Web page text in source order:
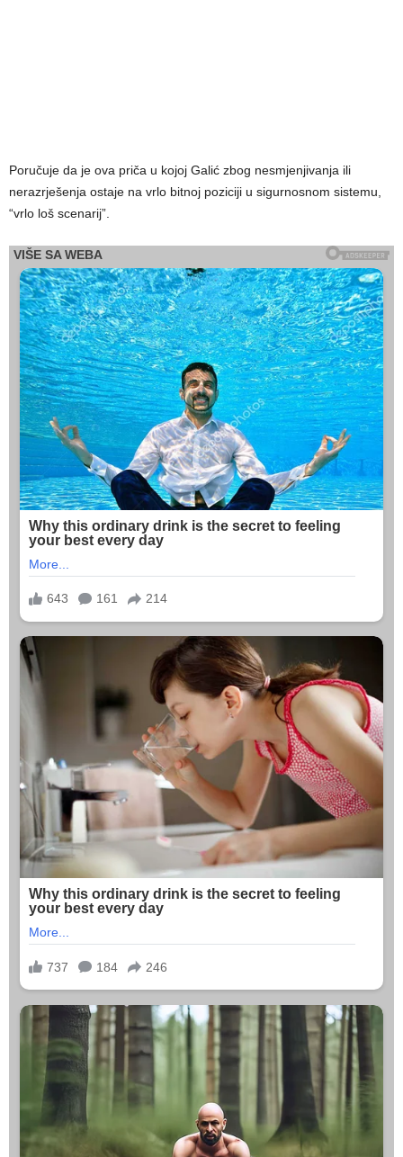
Poručuje da je ova priča u kojoj Galić zbog nesmjenjivanja ili
nerazrješenja ostaje na vrlo bitnoj poziciji u sigurnosnom sistemu,
“vrlo loš scenarij”.